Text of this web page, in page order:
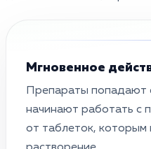
Мгновенное
Препараты попадают
начинают работать с
от таблеток, которым